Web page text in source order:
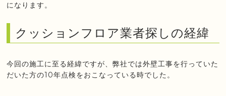
になります。
クッションフロア業者探しの経緯
今回の施工に至る経緯ですが、弊社では外壁工事を行っていた
だいた方の10年点検をおこなっている時でした。